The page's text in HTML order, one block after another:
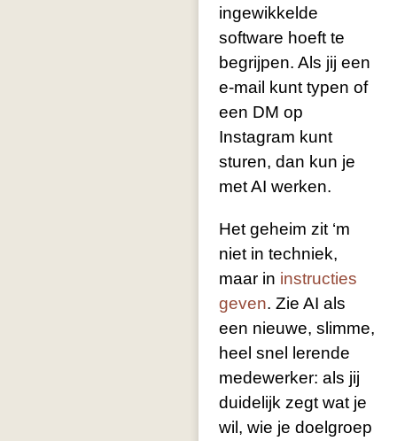
ingewikkelde
software hoeft te
begrijpen. Als jij een
e-mail kunt typen of
een DM op
Instagram kunt
sturen, dan kun je
met AI werken.
Het geheim zit ‘m
niet in techniek,
maar in instructies
geven. Zie AI als
een nieuwe, slimme,
heel snel lerende
medewerker: als jij
duidelijk zegt wat je
wil, wie je doelgroep